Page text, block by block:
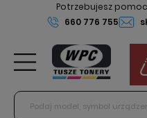
Potrzebujesz
660 776 755